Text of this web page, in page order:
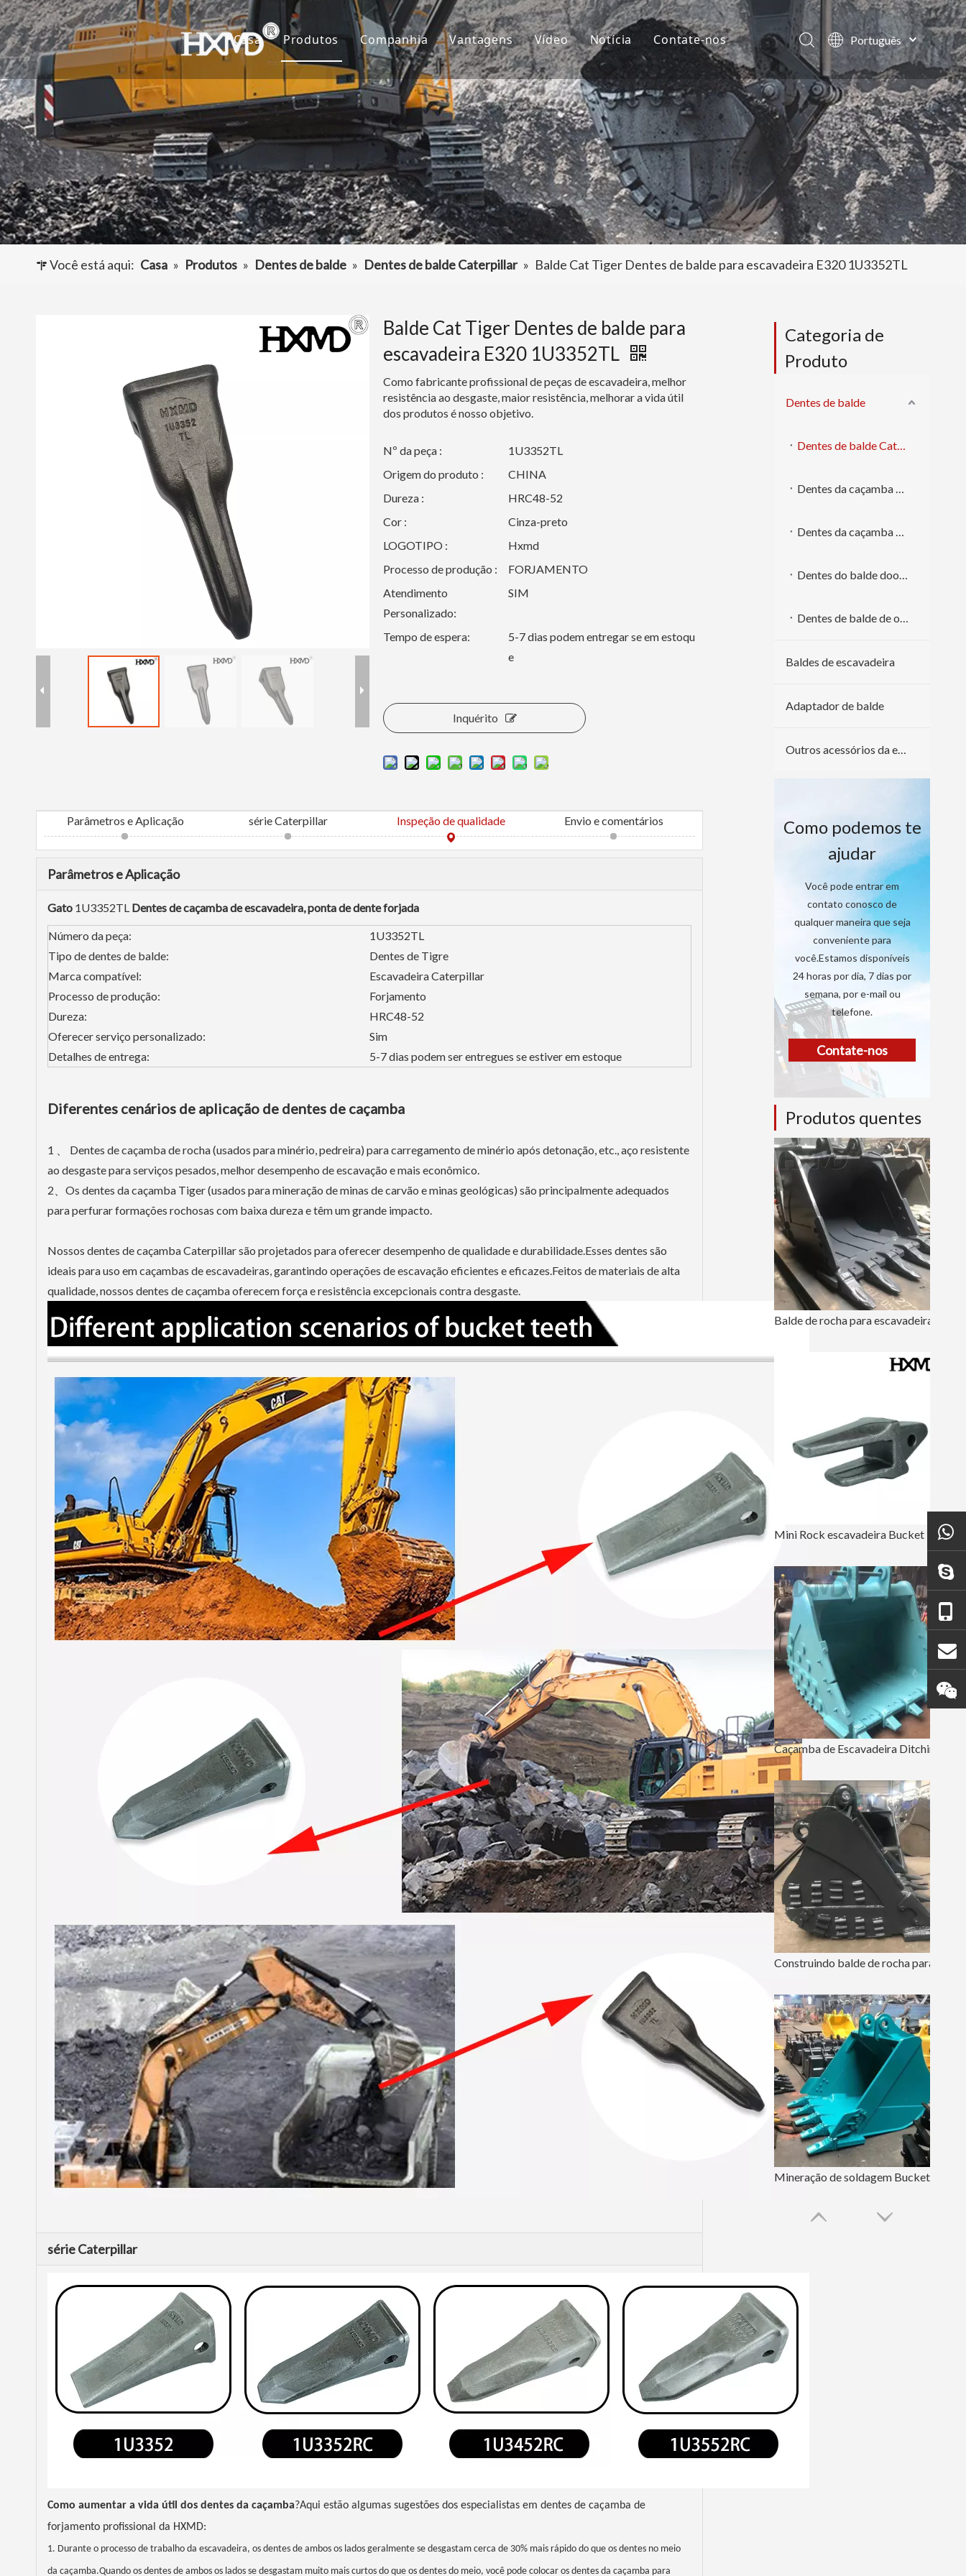
Casa Produtos
Dentes de Balde
Caçamba da Escavadeira
Adaptador de dentes de caçamba
Outros acessórios da escavadeira
Companhia
Sobre nós
Cultura
Perguntas frequentes
Vantagens
P&D
Produção
Serviço
Vídeo Notícia
Notícias da empresa
Projetos
Contate-nos
Português
English
العربية
Français
Pусский
Español
Você está aqui: Casa » Produtos » Dentes de balde » Dentes de balde Caterpillar » Balde Cat Tiger Dentes de balde para escavadeira E320 1U3352TL
Balde Cat Tiger Dentes de balde para
escavadeira E320 1U3352TL
Como fabricante profissional de peças de escavadeira, melhor
resistência ao desgaste, maior resistência, melhorar a vida útil
dos produtos é nosso objetivo.
Nº da peça :
1U3352TL
Origem do produto :
CHINA
Dureza :
HRC48-52
Cor :
Cinza-preto
LOGOTIPO :
Hxmd
Processo de produção :
FORJAMENTO
Atendimento
Personalizado:
SIM
Tempo de espera:
5-7 dias podem entregar se em estoqu
e
Inquérito
Parâmetros e Aplicação série Caterpillar Inspeção de qualidade Envio e comentários
Parâmetros e Aplicação
Gato 1U3352TL Dentes de caçamba de escavadeira, ponta de dente forjada
Número da peça:
1U3352TL
Tipo de dentes de balde:
Dentes de Tigre
Marca compatível:
Escavadeira Caterpillar
Processo de produção:
Forjamento
Dureza:
HRC48-52
Oferecer serviço personalizado:
Sim
Detalhes de entrega:
5-7 dias podem ser entregues se estiver em estoque
Diferentes cenários de aplicação de dentes de caçamba
1 、 Dentes de caçamba de rocha (usados ​​para minério, pedreira) para carregamento de minério após detonação, etc., aço resistente
ao desgaste para serviços pesados, melhor desempenho de escavação e mais econômico.
2、Os dentes da caçamba Tiger (usados ​​para mineração de minas de carvão e minas geológicas) são principalmente adequados
para perfurar formações rochosas com baixa dureza e têm um grande impacto.
Nossos dentes de caçamba Caterpillar são projetados para oferecer desempenho de qualidade e durabilidade.Esses dentes são
ideais para uso em caçambas de escavadeiras, garantindo operações de escavação eficientes e eficazes.Feitos de materiais de alta
qualidade, nossos dentes de caçamba oferecem força e resistência excepcionais contra desgaste.
série Caterpillar
Como aumentar a vida útil dos dentes da caçamba?Aqui estão algumas sugestões dos especialistas em dentes de caçamba de
forjamento profissional da HXMD:
1. Durante o processo de trabalho da escavadeira, os dentes de ambos os lados geralmente se desgastam cerca de 30% mais rápido do que os dentes no meio
da caçamba.Quando os dentes de ambos os lados se desgastam muito mais curtos do que os dentes do meio, você pode colocar os dentes da caçamba para
Categoria de
Produto
Dentes de balde
Dentes de balde Caterpillar
Dentes da caçamba Komatsu
Dentes da caçamba Volvo
Dentes do balde doosan
Dentes de balde de outras marcas
Baldes de escavadeira
Adaptador de balde
Outros acessórios da escavadeira
Como podemos te
ajudar
Você pode entrar em
contato conosco de
qualquer maneira que seja
conveniente para
você.Estamos disponíveis
24 horas por dia, 7 dias por
semana, por e-mail ou
telefone.
Contate-nos
Produtos quentes
Mini Rock escavadeira Bucket PC300 207-939-5120-50 de 72 polegadas